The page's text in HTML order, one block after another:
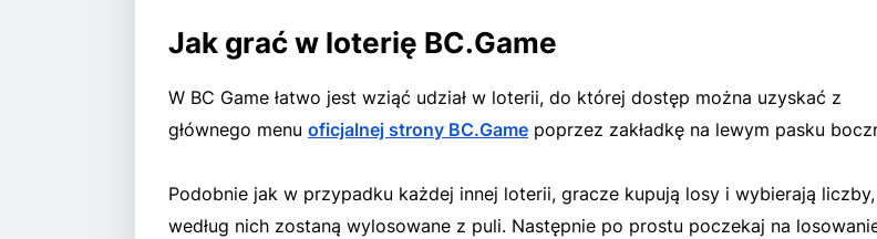
Jak grać w loterię BC.Game
W BC Game łatwo jest wziąć udział w loterii, do której dostęp można uzyskać z
głównego menu oficjalnej strony BC.Game poprzez zakładkę na lewym pasku
Podobnie jak w przypadku każdej innej loterii, gracze kupują losy i wybierają
według nich zostaną wylosowane z puli. Następnie po prostu poczekaj na